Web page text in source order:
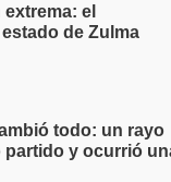
el
de Zulma
todo: un rayo
partido y ocurrió